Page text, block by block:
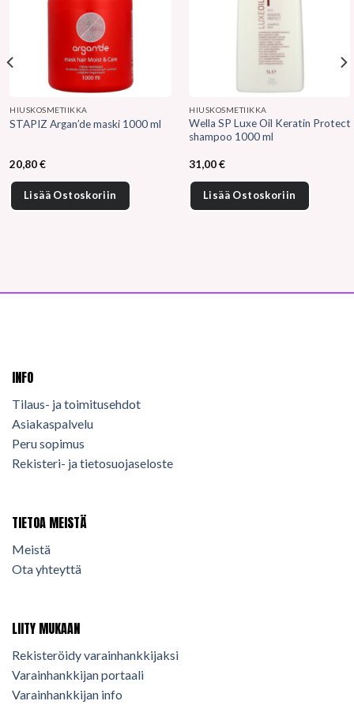
HIUSKOSMETIIKKA
STAPIZ Argan’de maski 1000 ml
20,80€
Lisää Ostoskoriin
HIUSKOSMETIIKKA
Wella SP Luxe Oil Keratin Protect
shampoo 1000 ml
31,00€
Lisää Ostoskoriin
INFO
Tilaus- ja toimitusehdot
Asiakaspalvelu
Peru sopimus
Rekisteri- ja tietosuojaseloste
TIETOA MEISTÄ
Meistä
Ota yhteyttä
LIITY MUKAAN
Rekisteröidy varainhankkijaksi
Varainhankkijan portaali
Varainhankkijan info